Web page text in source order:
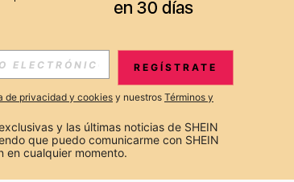
PROMOCIONES Y NOTICIAS DE SHEIN
Suscribir
REGÍSTRATE
de privacidad y cookies y nuestros Términos y
y las últimas noticias de SHEIN
que puedo comunicarme con SHEIN
en cualquier momento.